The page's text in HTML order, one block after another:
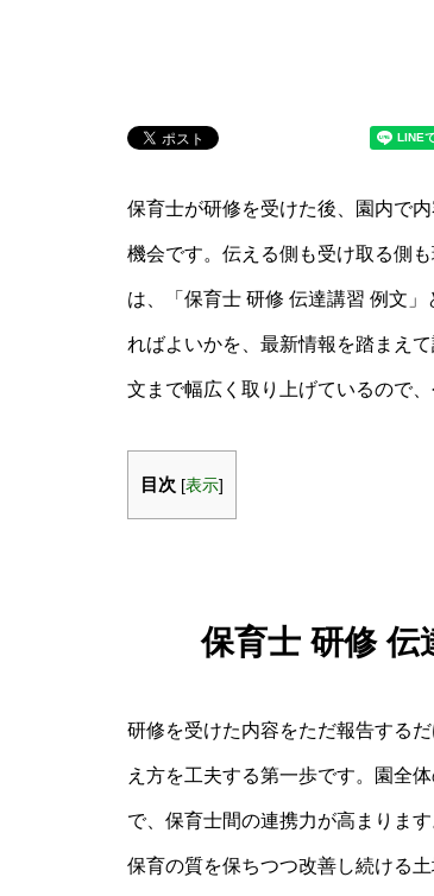
保育士が研修を受けた後、園内で
機会です。伝える側も受け取る側
は、「保育士 研修 伝達講習 例文
ればよいかを、最新情報を踏まえ
文まで幅広く取り上げているので
目次 [表示]
保育士 研修 伝
研修を受けた内容をただ報告する
え方を工夫する第一歩です。園全
で、保育士間の連携力が高まりま
保育の質を保ちつつ改善し続ける